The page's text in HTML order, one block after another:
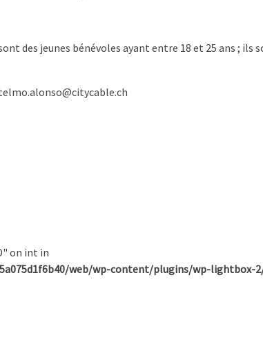
des jeunes bénévoles ayant entre 18 et 25 ans ; ils
on int in
web/wp-content/plugins/wp-lightbox-